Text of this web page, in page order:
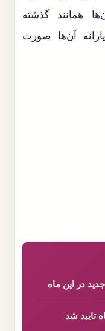
همانند گذشته
آن‌ها صورت
در این ماه
تایید شد